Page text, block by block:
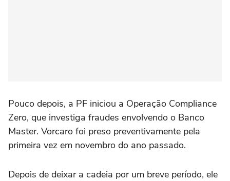
Pouco depois, a PF iniciou a Operação Compliance
Zero, que investiga fraudes envolvendo o Banco
Master. Vorcaro foi preso preventivamente pela
primeira vez em novembro do ano passado.
Depois de deixar a cadeia por um breve período, ele